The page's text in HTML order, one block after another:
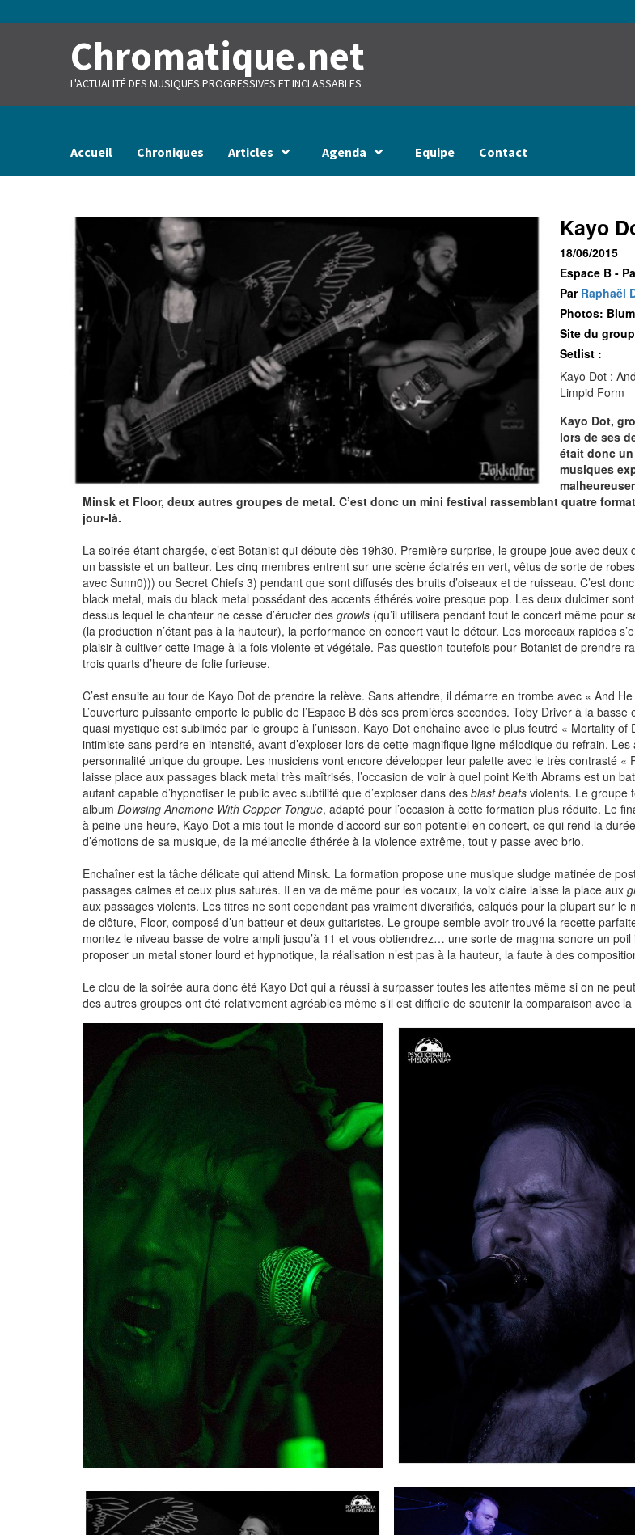
to
Chromatique.net
L'ACTUALITÉ DES MUSIQUES PROGRESSIVES ET INCLASSABLES
Accueil Chroniques Articles Agenda Equipe Contact
Kayo
18/06/2015
Espace B -
Par Raphaël
Photos:
Site du
Setlist :
Kayo Dot :
Limpid Form
Kayo Dot,
lors de ses
était donc un
musiques
Minsk et Floor, deux autres groupes de metal. C’est donc un mini festival rassemblant quatre
jour-là.
La soirée étant chargée, c’est Botanist qui débute dès 19h30. Première surprise, le groupe joue avec
un bassiste et un batteur. Les cinq membres entrent sur une scène éclairés en vert, vêtus de sorte de
avec Sunn0))) ou Secret Chiefs 3) pendant que sont diffusés des bruits d’oiseaux et de ruisseau. C’est
black metal, mais du black metal possédant des accents éthérés voire presque pop. Les deux dulcimer
dessus lequel le chanteur ne cesse d’éructer des growls (qu’il utilisera pendant tout le concert même pour
(la production n’étant pas à la hauteur), la performance en concert vaut le détour. Les morceaux rapides
plaisir à cultiver cette image à la fois violente et végétale. Pas question toutefois pour Botanist de prendre
trois quarts d’heure de folie furieuse.
C’est ensuite au tour de Kayo Dot de prendre la relève. Sans attendre, il démarre en trombe avec « And
L’ouverture puissante emporte le public de l’Espace B dès ses premières secondes. Toby Driver à la
quasi mystique est sublimée par le groupe à l’unisson. Kayo Dot enchaîne avec le plus feutré « Mortality of
intimiste sans perdre en intensité, avant d’exploser lors de cette magnifique ligne mélodique du refrain.
personnalité unique du groupe. Les musiciens vont encore développer leur palette avec le très contrasté «
laisse place aux passages black metal très maîtrisés, l’occasion de voir à quel point Keith Abrams est un
autant capable d’hypnotiser le public avec subtilité que d’exploser dans des blast beats violents. Le groupe
album Dowsing Anemone With Copper Tongue, adapté pour l’occasion à cette formation plus réduite. Le
à peine une heure, Kayo Dot a mis tout le monde d’accord sur son potentiel en concert, ce qui rend la
d’émotions de sa musique, de la mélancolie éthérée à la violence extrême, tout y passe avec brio.
Enchaîner est la tâche délicate qui attend Minsk. La formation propose une musique sludge matinée de
passages calmes et ceux plus saturés. Il en va de même pour les vocaux, la voix claire laisse la place aux
aux passages violents. Les titres ne sont cependant pas vraiment diversifiés, calqués pour la plupart sur
de clôture, Floor, composé d’un batteur et deux guitaristes. Le groupe semble avoir trouvé la recette
montez le niveau basse de votre ampli jusqu’à 11 et vous obtiendrez… une sorte de magma sonore un
proposer un metal stoner lourd et hypnotique, la réalisation n’est pas à la hauteur, la faute à des
Le clou de la soirée aura donc été Kayo Dot qui a réussi à surpasser toutes les attentes même si on ne
des autres groupes ont été relativement agréables même s’il est difficile de soutenir la comparaison avec